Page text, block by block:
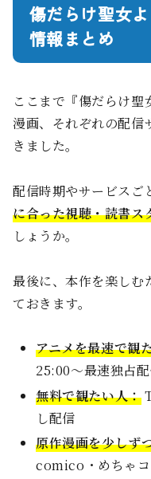
傷だらけ聖女
情報まとめ
ここまで『傷だらけ聖
漫画、それぞれの配信
きました。
配信時期やサービスご
に合った視聴・読書ス
しょうか。
最後に、本作を楽しむ
ておきます。
アニメを最速で観
25:00〜最速独占配
無料で観たい人：
し配信
原作漫画を少しず
comico・めちゃ